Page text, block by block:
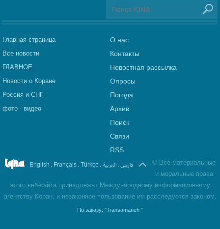
Главная страница
Все новости
ГЛАВНОЕ
Новости о Коране
Россия и СНГ
фото - видео
О нас
Контакты
Новостная рассылка
Опросы
Погода
Архив
Поиск
Связи
RSS
English . Français . Türkçe . العربیة . فارسی © Все материальные
и моральные права
этого веб-сайта принадлежат Международному информационному
агентству Коран, и незаконное пользование им расследуется законом.
По заказу: " Iransamaneh "